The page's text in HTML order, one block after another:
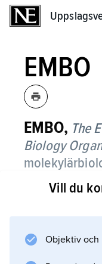
EMBO
EMBO, The
Biology
grundad 1964.
ut stipendier,
Vill du
Objektiv och